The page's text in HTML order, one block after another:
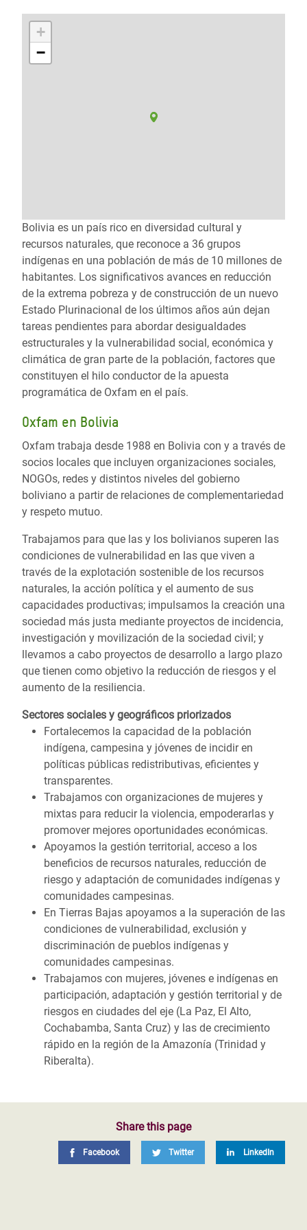
+
−
Bolivia es un país rico en diversidad cultural y
recursos naturales, que reconoce a 36 grupos
indígenas en una población de más de 10 millones de
habitantes. Los significativos avances en reducción
de la extrema pobreza y de construcción de un nuevo
Estado Plurinacional de los últimos años aún dejan
tareas pendientes para abordar desigualdades
estructurales y la vulnerabilidad social, económica y
climática de gran parte de la población, factores que
constituyen el hilo conductor de la apuesta
programática de Oxfam en el país.
Oxfam en Bolivia
Oxfam trabaja desde 1988 en Bolivia con y a través de
socios locales que incluyen organizaciones sociales,
NOGOs, redes y distintos niveles del gobierno
boliviano a partir de relaciones de complementariedad
y respeto mutuo.
Trabajamos para que las y los bolivianos superen las
condiciones de vulnerabilidad en las que viven a
través de la explotación sostenible de los recursos
naturales, la acción política y el aumento de sus
capacidades productivas; impulsamos la creación una
sociedad más justa mediante proyectos de incidencia,
investigación y movilización de la sociedad civil; y
llevamos a cabo proyectos de desarrollo a largo plazo
que tienen como objetivo la reducción de riesgos y el
aumento de la resiliencia.
Sectores sociales y geográficos priorizados
Fortalecemos la capacidad de la población
indígena, campesina y jóvenes de incidir en
políticas públicas redistributivas, eficientes y
transparentes.
Trabajamos con organizaciones de mujeres y
mixtas para reducir la violencia, empoderarlas y
promover mejores oportunidades económicas.
Apoyamos la gestión territorial, acceso a los
beneficios de recursos naturales, reducción de
riesgo y adaptación de comunidades indígenas y
comunidades campesinas.
En Tierras Bajas apoyamos a la superación de las
condiciones de vulnerabilidad, exclusión y
discriminación de pueblos indígenas y
comunidades campesinas.
Trabajamos con mujeres, jóvenes e indígenas en
participación, adaptación y gestión territorial y de
riesgos en ciudades del eje (La Paz, El Alto,
Cochabamba, Santa Cruz) y las de crecimiento
rápido en la región de la Amazonía (Trinidad y
Riberalta).
Share this page
Facebook Twitter LinkedIn